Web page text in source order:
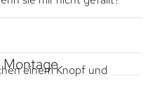
Montage
einem Knopf und